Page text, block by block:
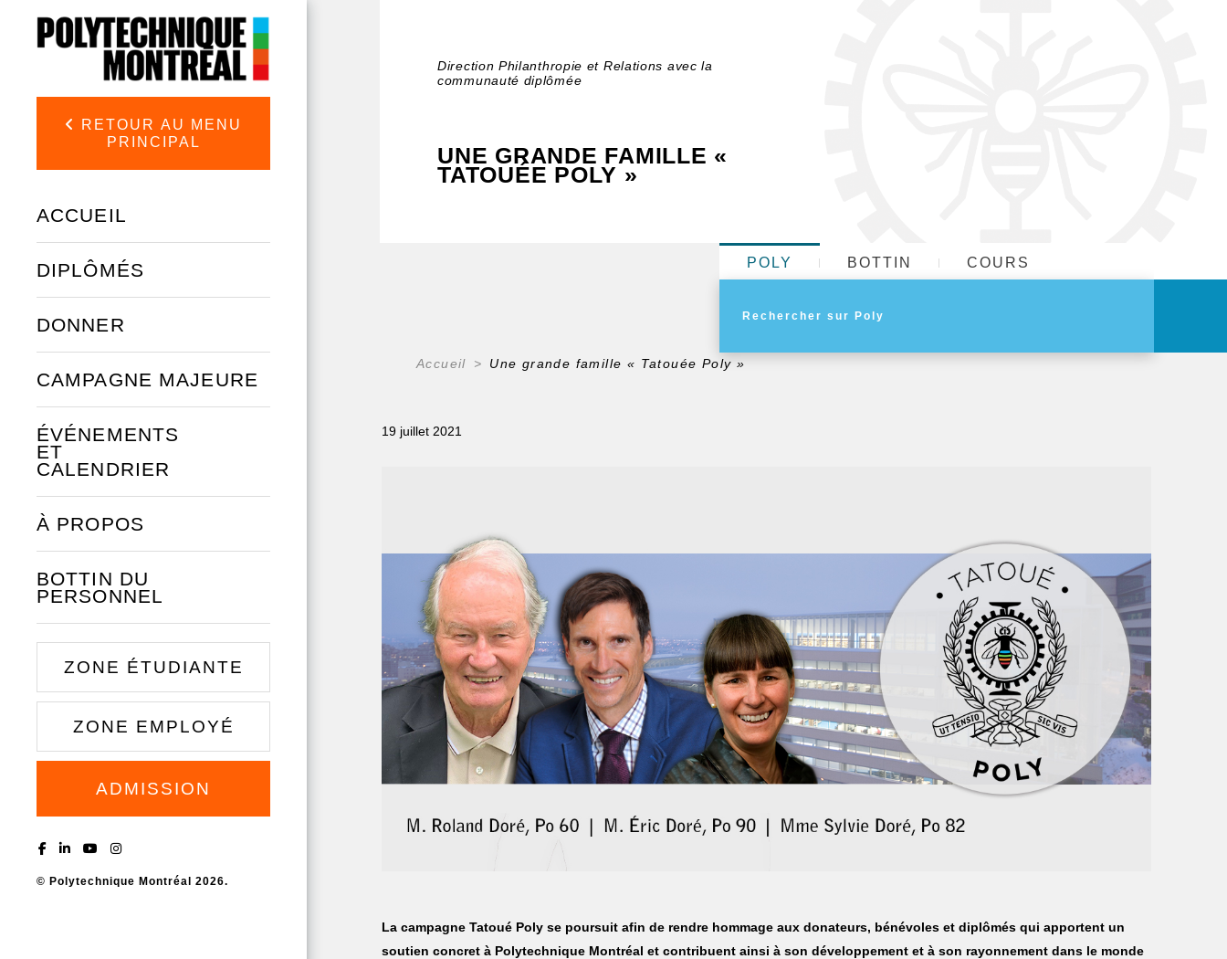
RETOUR AU MENU
PRINCIPAL
ACCUEIL
DIPLÔMÉS
DONNER
CAMPAGNE MAJEURE
ÉVÉNEMENTS
ET
CALENDRIER
À PROPOS
BOTTIN DU
PERSONNEL
ZONE ÉTUDIANTE
ZONE EMPLOYÉ
ADMISSION
© Polytechnique Montréal 2026.
Direction Philanthropie et Relations avec la
communauté diplômée
UNE GRANDE FAMILLE «
TATOUÉE POLY »
POLY BOTTIN COURS
Accueil Une grande famille « Tatouée Poly »
19 juillet 2021
La campagne Tatoué Poly se poursuit afin de rendre hommage aux donateurs, bénévoles et diplômés qui apportent un
soutien concret à Polytechnique Montréal et contribuent ainsi à son développement et à son rayonnement dans le monde